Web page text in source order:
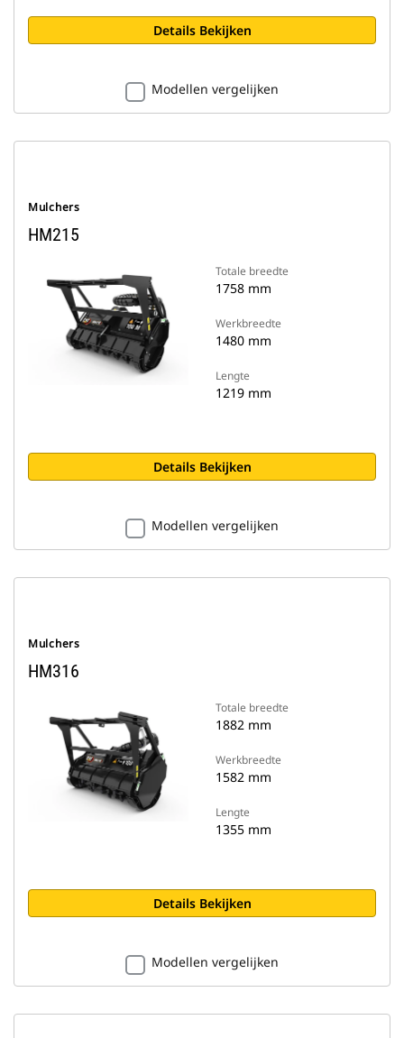
Details Bekijken
Modellen vergelijken
Mulchers
HM215
Totale breedte
1758 mm
Werkbreedte
1480 mm
Lengte
1219 mm
Details Bekijken
Modellen vergelijken
Mulchers
HM316
Totale breedte
1882 mm
Werkbreedte
1582 mm
Lengte
1355 mm
Details Bekijken
Modellen vergelijken